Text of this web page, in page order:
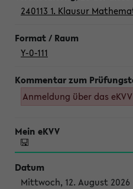
240113 1. Klausur
Y-0-111
Anmeldung über das
Mittwoch, 12. August 2026